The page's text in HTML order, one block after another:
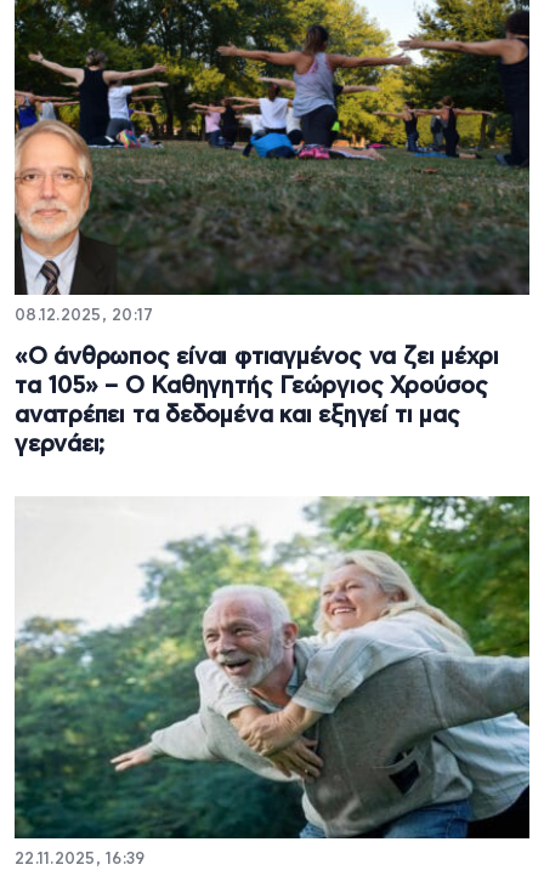
08.12.2025, 20:17
«Ο άνθρωπος είναι φτιαγμένος να ζει μέχρι
τα 105» – Ο Καθηγητής Γεώργιος Χρούσος
ανατρέπει τα δεδομένα και εξηγεί τι μας
γερνάει;
22.11.2025, 16:39